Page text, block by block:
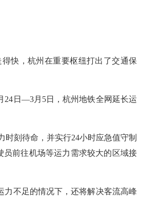
快，杭州在重要枢纽打出了交通保
24日—3月5日，杭州地铁全网延长运
刻待命，并实行24小时应急值守制
前往机场等运力需求较大的区域接
力不足的情况下，还将解决客流高峰